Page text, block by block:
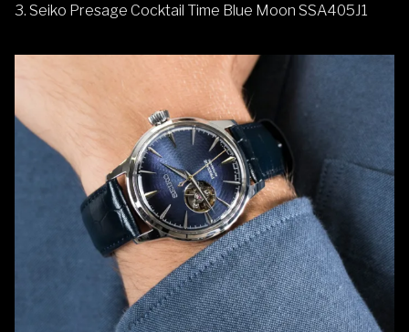
3. Seiko Presage Cocktail Time Blue Moon SSA405J1